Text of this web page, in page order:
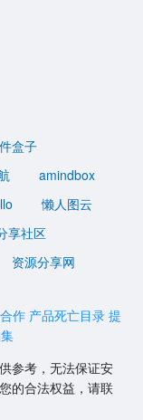
盒子
amindbox
懒人图云
享社区
资源分享网
作 产品死亡目录 提
参考，无法保证安
的合法权益，请联